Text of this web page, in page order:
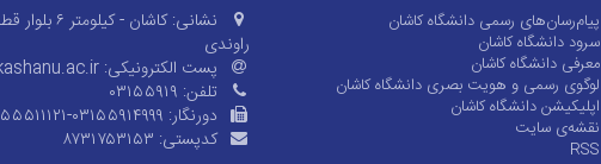
پیام‌رسان‌های رسمی دانشگاه کاشان
سرود دانشگاه کاشان
معرفی دانشگاه کاشان
لوگوی رسمی و هویت بصری دانشگاه کاشان
اپلیکیشن دانشگاه کاشان
نقشه‌ی سایت
RSS
نشانی:
کاشان - کیلومتر ۶
راوندی
پست الکترونیکی:
تلفن: ۰۳۱۵۵۹۱۹
دورنگار: ۰۳۱۵۵۵۱۱۱۲۱-
کدپستی: ۸۷۳۱۷۵۳۱۵۳